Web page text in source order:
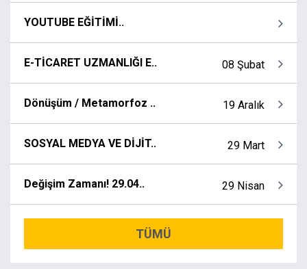
YOUTUBE EĞİTİMİ..
E-TİCARET UZMANLIĞI E.. 08 Şubat
Dönüşüm / Metamorfoz .. 19 Aralık
SOSYAL MEDYA VE DİJİT.. 29 Mart
Değişim Zamanı! 29.04.. 29 Nisan
TÜMÜ